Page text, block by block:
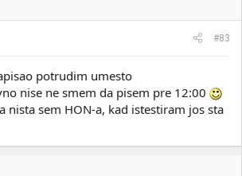
#83
potrudim umesto
nise ne smem da pisem pre 12:00
nista sem HON-a, kad istestiram jos sta